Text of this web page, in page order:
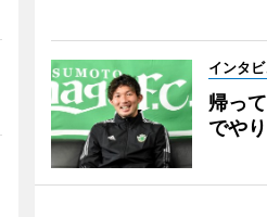
インタ
帰っ
でや